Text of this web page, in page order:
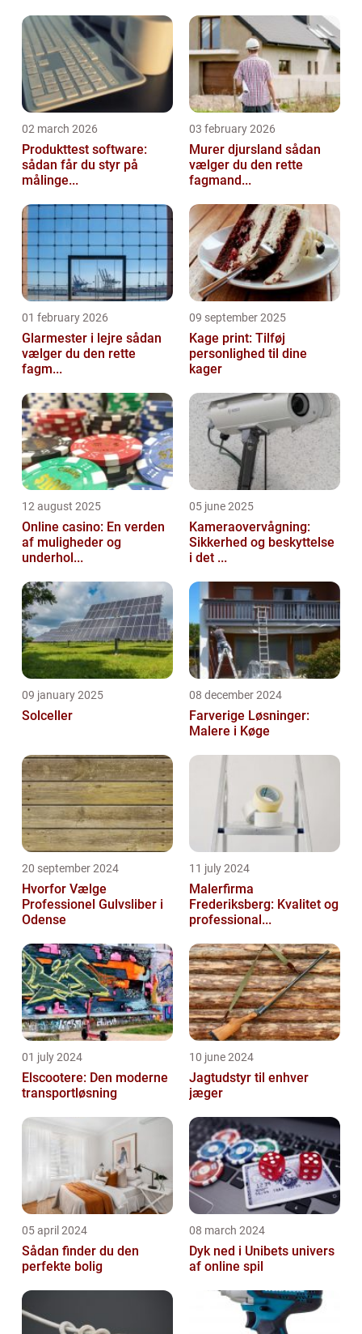
02 march 2026
Produkttest software:
sådan får du styr på
målinge...
03 february 2026
Murer djursland sådan
vælger du den rette
fagmand...
01 february 2026
Glarmester i lejre sådan
vælger du den rette
fagm...
09 september 2025
Kage print: Tilføj
personlighed til dine
kager
12 august 2025
Online casino: En verden
af muligheder og
underhol...
05 june 2025
Kameraovervågning:
Sikkerhed og beskyttelse
i det ...
09 january 2025
Solceller
08 december 2024
Farverige Løsninger:
Malere i Køge
20 september 2024
Hvorfor Vælge
Professionel Gulvsliber i
Odense
11 july 2024
Malerfirma
Frederiksberg: Kvalitet og
professional...
01 july 2024
Elscootere: Den moderne
transportløsning
10 june 2024
Jagtudstyr til enhver
jæger
05 april 2024
Sådan finder du den
perfekte bolig
08 march 2024
Dyk ned i Unibets univers
af online spil